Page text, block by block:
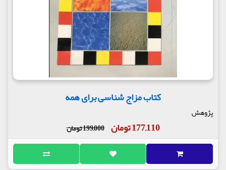
کتاب مزاج شناسی برای همه
پژوهش
177,110 تومان 199,000 تومان